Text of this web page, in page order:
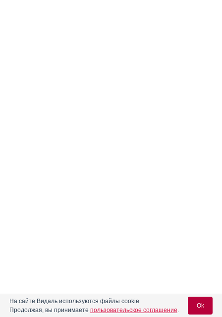
На сайте Видаль используются файлы cookie
Продолжая, вы принимаете пользовательское соглашение.
Ok